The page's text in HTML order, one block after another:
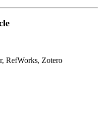
RefWorks, Zotero